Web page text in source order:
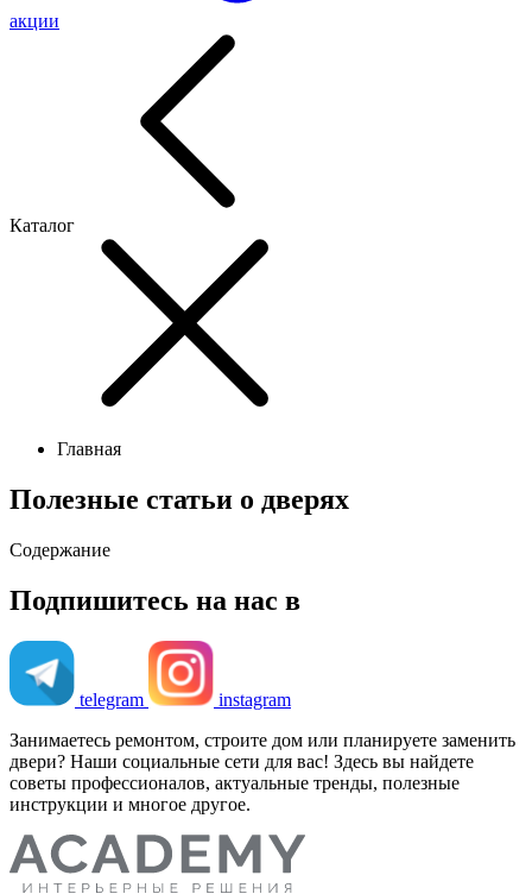
акции
Каталог
Главная
Полезные статьи о дверях
Содержание
Подпишитесь на нас в
telegram
instagram
Занимаетесь ремонтом, строите дом или планируете заменить
двери? Наши социальные сети для вас! Здесь вы найдете
советы профессионалов, актуальные тренды, полезные
инструкции и многое другое.